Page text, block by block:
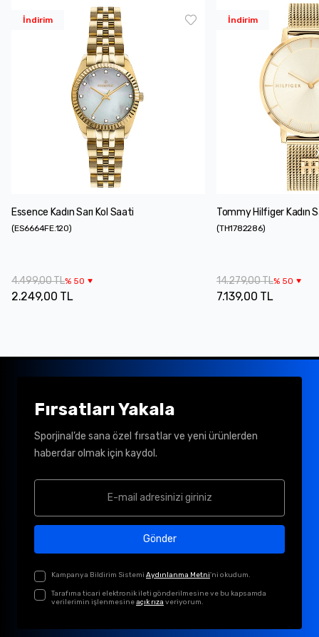
İndirim
Essence Kadın Sarı Kol Saati
(ES6664FE.120)
4.499,00 TL% 50
2.249,00 TL
İndirim
Tommy Hilfiger Kadın
(TH1782286)
14.279,00 TL% 50
7.139,00 TL
Fırsatları Yakala
Sporjinal’de sana özel fırsatlar ve yeni ürünlerden
haberdar olmak için kaydol.
Gönder
Kampanya Bildirim Sistemi Aydınlanma Metni'ni okudum.
Tarafıma ticari elektronik ileti gönderilmesine ve bu kapsamda
verilerimin işlenmesineaçık rıza veriyorum.